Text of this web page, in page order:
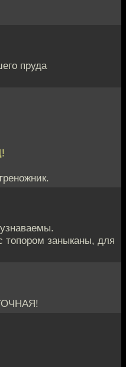
пруда
топором заныканы, для